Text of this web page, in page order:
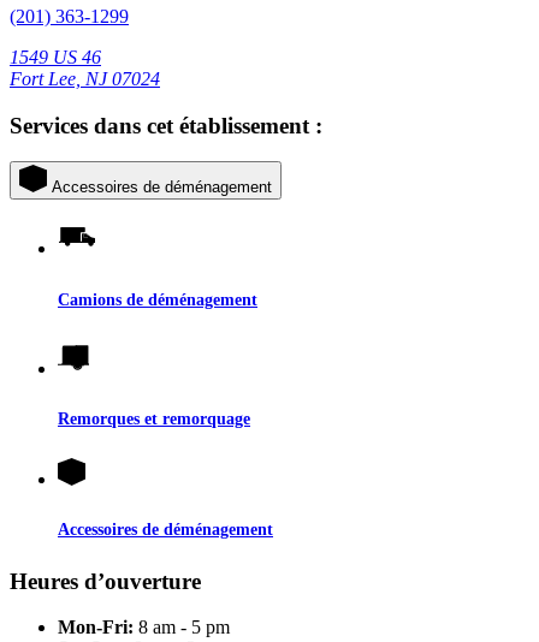
(201) 363-1299
1549 US 46
Fort Lee, NJ 07024
Services dans cet établissement :
Accessoires de déménagement
Camions de déménagement
Remorques et remorquage
Accessoires de déménagement
Heures d’ouverture
Mon-Fri: 8 am - 5 pm